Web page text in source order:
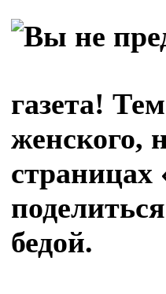
газета!
женского,
бедой.